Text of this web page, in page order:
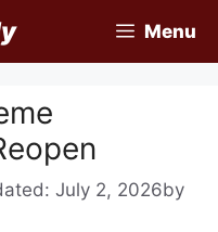
Menu
July 2, 2026by